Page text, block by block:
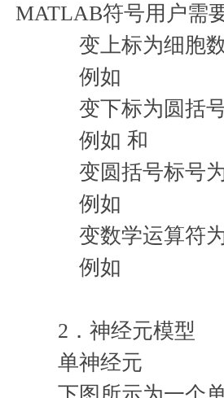
MATLAB符号用户需
变上标为细胞数
例如
变下标为圆括号
例如 和
变圆括号标号为
例如
变数学运算符为
例如
2．神经元模型
单神经元